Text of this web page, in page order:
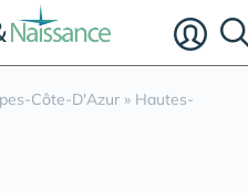
Côte-D'Azur » Hautes-